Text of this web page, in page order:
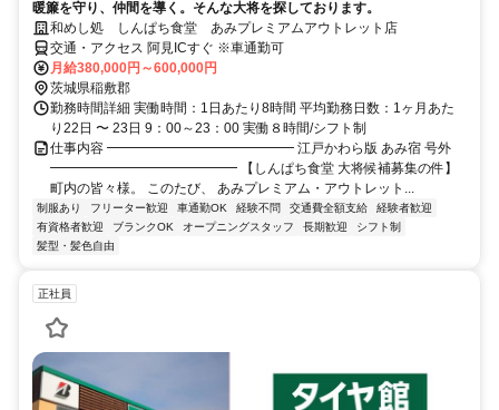
暖簾を守り、仲間を導く。そんな大将を探しております。
和めし処 しんぱち食堂 あみプレミアムアウトレット店
交通・アクセス 阿見ICすぐ ※車通勤可
月給380,000円～600,000円
茨城県稲敷郡
勤務時間詳細 実働時間：1日あたり8時間 平均勤務日数：1ヶ月あた
り22日 〜 23日 9：00～23：00 実働８時間/シフト制
仕事内容 ━━━━━━━━━━━━━━ 江戸かわら版 あみ宿 号外
━━━━━━━━━━━━━━ 【しんぱち食堂 大将候補募集の件】
町内の皆々様。 このたび、 あみプレミアム・アウトレット...
制服あり フリーター歓迎 車通勤OK 経験不問 交通費全額支給
経験者歓迎
有資格者歓迎
ブランクOK オープニングスタッフ 長期歓迎
シフト制
髪型・髪色自由
正社員